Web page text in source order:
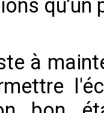
qu’un
à